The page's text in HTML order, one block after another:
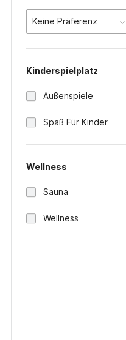
Keine Präferenz
Kinderspielplatz
Außenspiele
Spaß Für Kinder
Wellness
Sauna
Wellness